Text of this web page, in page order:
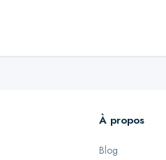
À propos
Blog